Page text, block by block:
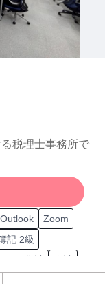
税理士事務所で
Zoom
記 2級
データ集計
会計